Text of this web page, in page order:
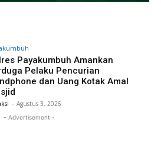
Payakumbuh Amankan
Pelaku Pencurian
dan Uang Kotak Amal
- Agustus 3, 2026
- Advertisement -